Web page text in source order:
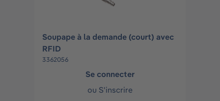
Soupape à la demande (court) avec
RFID
3362056
Se connecter
ou S'inscrire